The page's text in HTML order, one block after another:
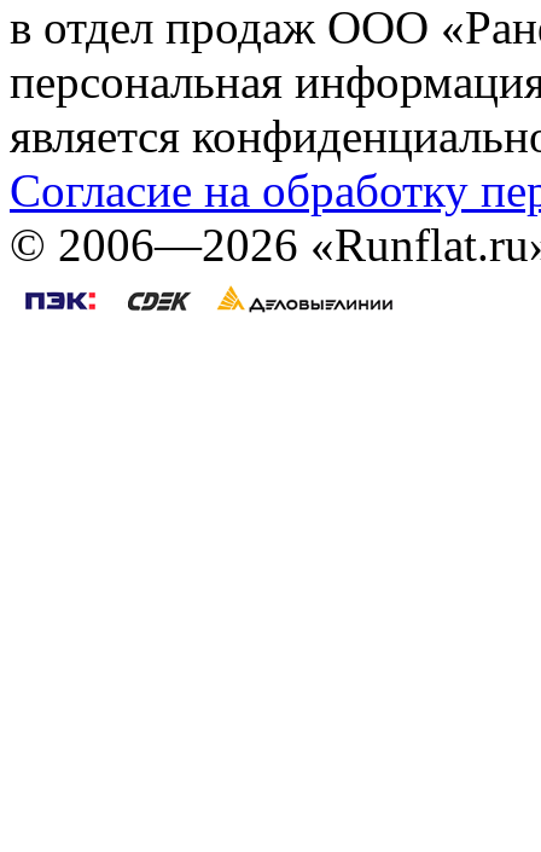
в отдел продаж ООО
персональная
является
Согласие на обработку
© 2006—2026